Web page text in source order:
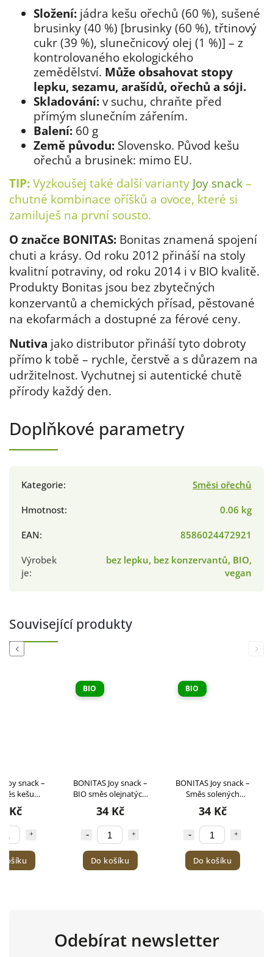
Složení: jádra kešu ořechů (60 %), sušené
brusinky (40 %) [brusinky (60 %), třtinový
cukr (39 %), slunečnicový olej (1 %)] – z
kontrolovaného ekologického
zemědělství. Může obsahovat stopy
lepku, sezamu, arašídů, ořechů a sóji.
Skladování: v suchu, chraňte před
přímým slunečním zářením.
Balení: 60 g
Země původu: Slovensko. Původ kešu
ořechů a brusinek: mimo EU.
TIP: Vyzkoušej také další varianty Joy snack –
chutné kombinace oříšků a ovoce, které si
zamiluješ na první sousto.
O značce BONITAS: Bonitas znamená spojení
chuti a krásy. Od roku 2012 přináší na stoly
kvalitní potraviny, od roku 2014 i v BIO kvalitě.
Produkty Bonitas jsou bez zbytečných
konzervantů a chemických přísad, pěstované
na ekofarmách a dostupné za férové ceny.
Nutiva jako distributor přináší tyto dobroty
přímo k tobě – rychle, čerstvě a s důrazem na
udržitelnost. Vychutnej si autentické chutě
přírody každý den.
Doplňkové parametry
Kategorie:
Směsi ořechů
Hmotnost:
0.06 kg
EAN:
8586024472921
Výrobek
je:
bez lepku, bez konzervantů, BIO,
vegan
Související produkty
Previous
Joy snack –
kešu
kokosu a
ovoce 60g
Kč
BIO
BONITAS Joy snack –
BIO směs olejnatých
semínek a piniových
oříšků 90 g
34 Kč
Do košíku
BIO
BONITAS Joy snack –
Směs solených
pražených ořechů 60g
34 Kč
Do košíku
Next
Odebírat newsletter